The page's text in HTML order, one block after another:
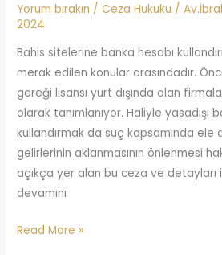
Yorum bırakın /Ceza Hukuku /
2024
Bahis sitelerine banka hesabı
merak edilen konular arasındadır.
gereği lisansı yurt dışında olan
olarak tanımlanıyor. Haliyle yasadışı
kullandırmak da suç kapsamında ele
gelirlerinin aklanmasının önlenmesi
açıkça yer alan bu ceza ve detayları
devamını
Read More »